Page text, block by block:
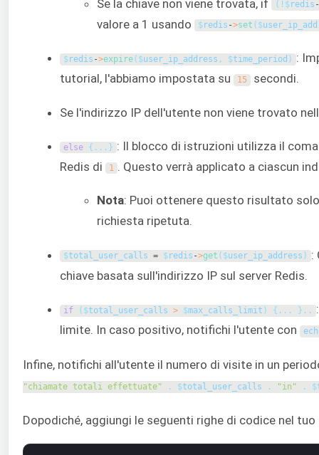
Se la chiave non viene trovata, if ( ! $redis -
valore a 1 usando $redis ->set ( $
$redis ->expire( $user_ip_address , $time_period ) :
tutorial, l'abbiamo impostata su
15 secondi.
Se l'indirizzo IP dell'utente non viene trovato
else { . . . } : Il blocco di istruzioni utilizza il
Redis di
1 . Questo verrà applicato a ciascun
Nota: Puoi ottenere questo risultato
richiesta ripetuta.
$total_user_calls = $redis ->get ( $user_ip_address ) :
chiave basata sull'indirizzo IP sul server Redis.
if ( $total_user_calls > $max_calls_limit ) { . . . } . .
limite. In caso positivo, notifichi l'utente con
Infine, notifichi all'utente il numero di visite in un
"chiamate totali effettuate" . $total_user_calls . "in" . $
Dopodiché, aggiungi le seguenti righe di codice nel